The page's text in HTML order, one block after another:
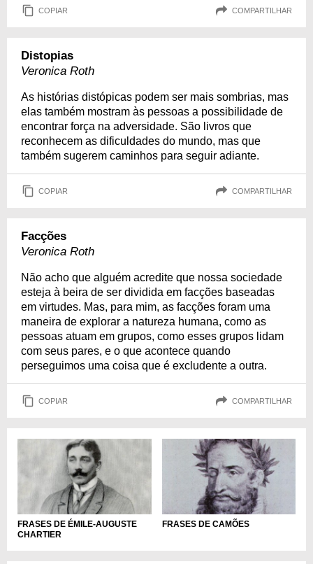
COPIAR COMPARTILHAR
Distopias
Veronica Roth
As histórias distópicas podem ser mais sombrias, mas
elas também mostram às pessoas a possibilidade de
encontrar força na adversidade. São livros que
reconhecem as dificuldades do mundo, mas que
também sugerem caminhos para seguir adiante.
COPIAR COMPARTILHAR
Facções
Veronica Roth
Não acho que alguém acredite que nossa sociedade
esteja à beira de ser dividida em facções baseadas
em virtudes. Mas, para mim, as facções foram uma
maneira de explorar a natureza humana, como as
pessoas atuam em grupos, como esses grupos lidam
com seus pares, e o que acontece quando
perseguimos uma coisa que é excludente a outra.
COPIAR COMPARTILHAR
FRASES DE ÉMILE-AUGUSTE
CHARTIER
FRASES DE CAMÕES